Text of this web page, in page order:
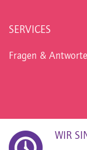
SERVICES
Fragen &
WIR